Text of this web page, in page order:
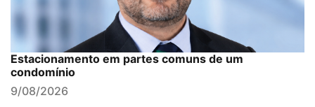
Estacionamento em partes comuns de um
condomínio
9/08/2026